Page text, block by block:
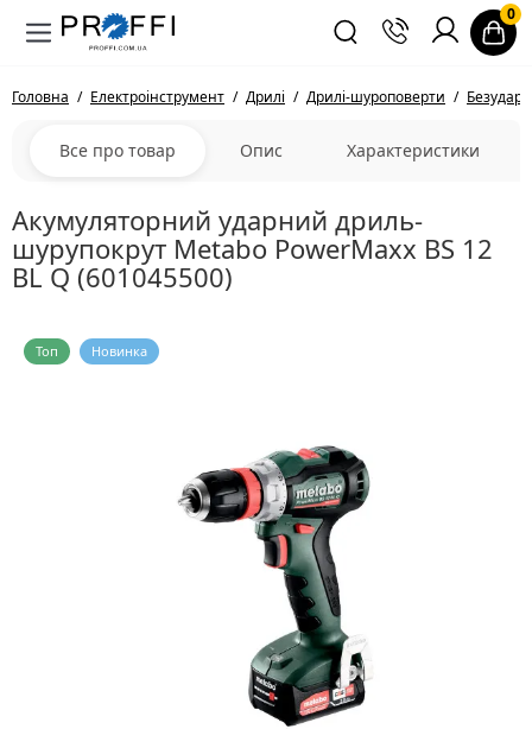
0
Головна Електроінструмент Дрилі Дрилі-шуроповерти
Все про товар Опис Характеристики
Акумуляторний ударний дриль-
шурупокрут Metabo PowerMaxx BS 12
BL Q (601045500)
Топ Новинка